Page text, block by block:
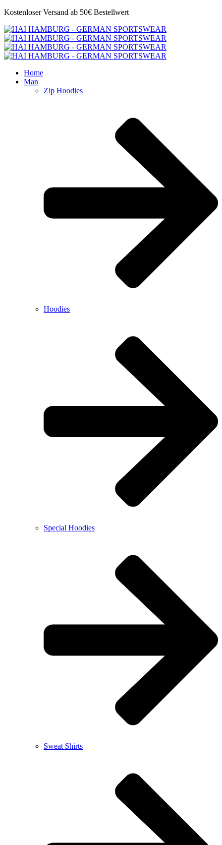
Kostenloser Versand ab 50€ Bestellwert
Home
Man
Zip Hoodies
Hoodies
Special Hoodies
Sweat Shirts